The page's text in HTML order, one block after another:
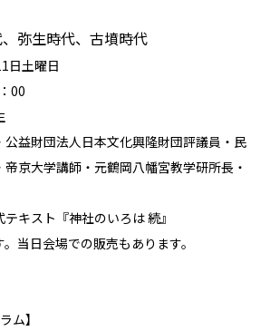
、弥生時代、古墳時代
日土曜日
00
公益財団法人日本文化興隆財団評議員・民
京大学講師・元鶴岡八幡宮教学研所長・
キスト『神社のいろは 続』
当日会場での販売もあります。
ム】